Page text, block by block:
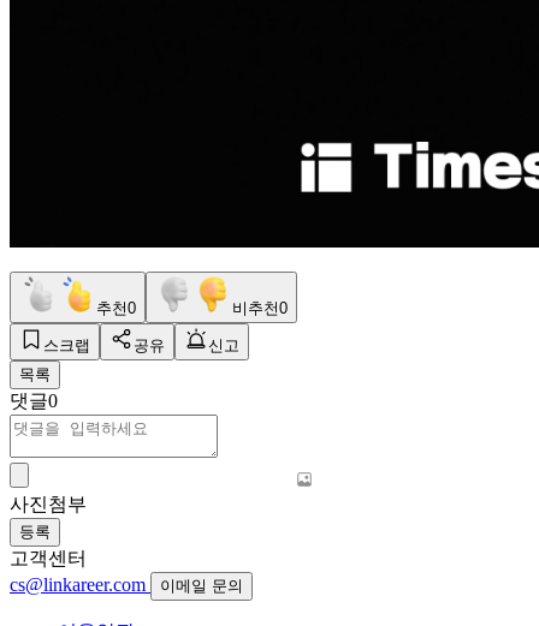
추천0 비추천0
스크랩 공유
신고
목록
댓글0
사진첨부
등록
고객센터
cs@linkareer.com
이메일 문의